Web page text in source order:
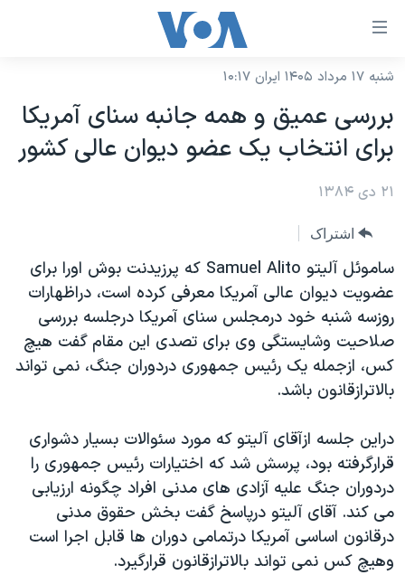
لینکهای
دسترسی
جهش
محتوای
اصلی
جهش
صفحه
اصلی
جهش
به
جستجو
نسخه سبک وب‌سایت
موضوع ها
ایران
آمریکا
جهان
ورزشی
گزیده‌ها
ویژه برنامه‌ها
ویدیوها
حقوق شهروندی
اقتصادی
علم و فناوری
اسرائیل در جنگ
برنامه های تلویزیونی
جدول برنامه ها
صفحه‌های ویژه
جام جهانی ۲۰۲۶
عملیات خشم حماسی
۲۵۰سالگی آمریکا
بایگانی برنامه‌های تلویزیونی
انتخابات ریاست جمهوری آمریکا ۲۰۲۴
حمله جمهوری اسلامی به اسرائیل
رمز مهسا
ورزش زنان در ایران
فرکانس‌های صدای آمریکا
پخش رادیویی
یادگیری زبان انگلیسی
زبانهای مختلف
شنبه ۱۷ مرداد ۱۴۰۵ ایران ۱۰:۱۷
بررسی عميق و همه جانبه سنای آمريکا
برای انتخاب يک عضو ديوان عالی کشور
۲۱ دی ۱۳۸۴
اشتراک
ساموئل آليتو Samuel Alito که پرزيدنت بوش اورا برای
عضويت ديوان عالی آمريکا معرفی کرده است، دراظهارات
روزسه شنبه خود درمجلس سنای آمريکا درجلسه بررسی
صلاحيت وشايستگی وی برای تصدی اين مقام گفت هيچ
کس، ازجمله يک رئيس جمهوری دردوران جنگ، نمی تواند
بالاترازقانون باشد.
دراين جلسه ازآقای آليتو که مورد سئوالات بسيار دشواری
قرارگرفته بود، پرسش شد که اختيارات رئيس جمهوری را
دردوران جنگ عليه آزادی های مدنی افراد چگونه ارزيابی
می کند. آقای آليتو درپاسخ گفت بخش حقوق مدنی
درقانون اساسی آمريکا درتمامی دوران ها قابل اجرا است
وهيچ کس نمی تواند بالاترازقانون قرارگيرد.